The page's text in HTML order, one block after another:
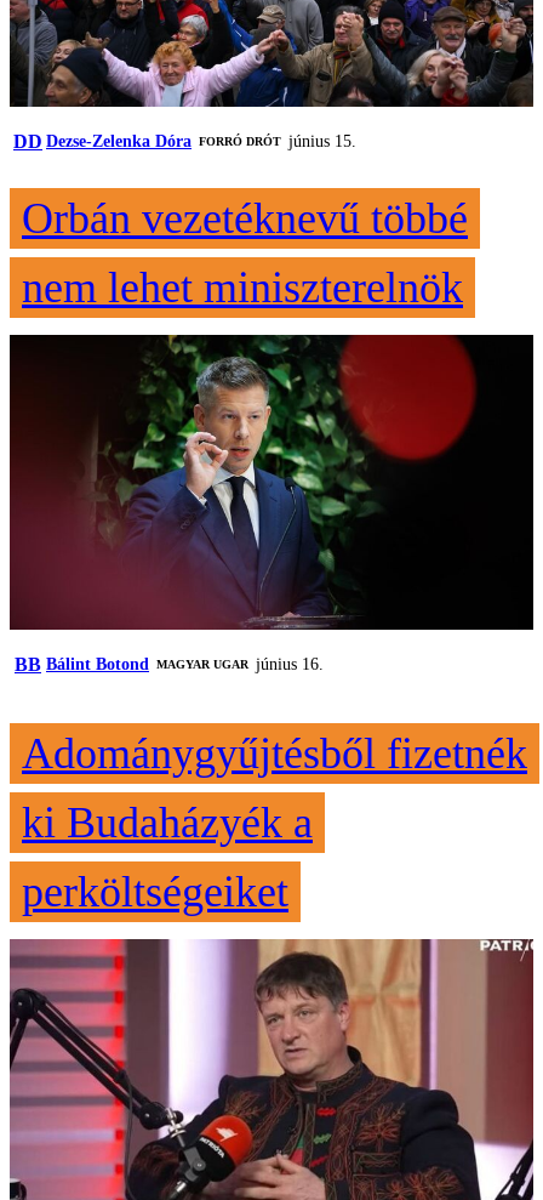
DD Dezse-Zelenka Dóra FORRÓ DRÓT június 15.
Orbán vezetéknevű többé
nem lehet miniszterelnök
BB Bálint Botond MAGYAR UGAR június 16.
Adománygyűjtésből fizetnék
ki Budaházyék a
perköltségeiket